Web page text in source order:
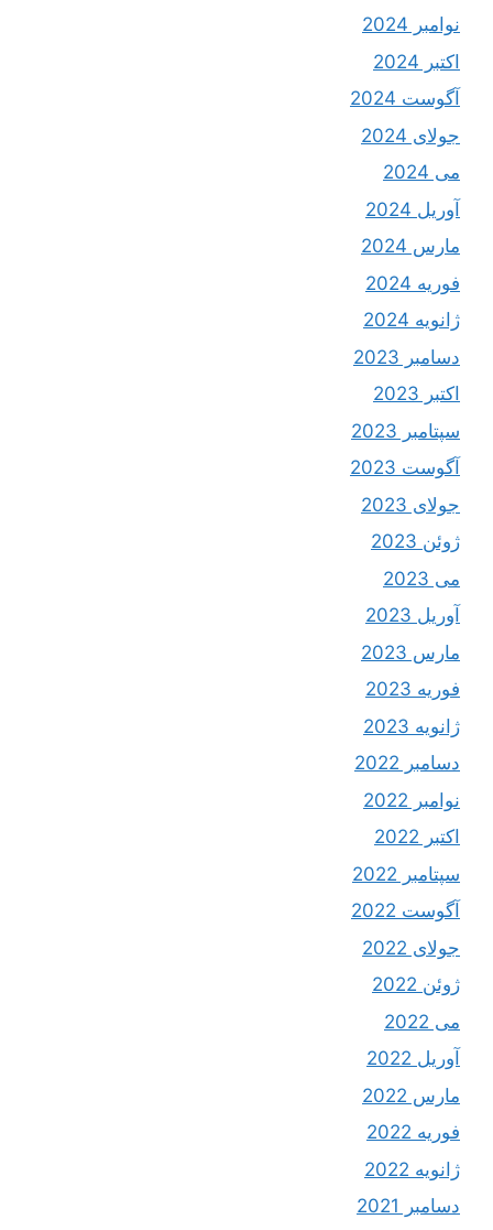
نوامبر 2024
اکتبر 2024
آگوست 2024
جولای 2024
می 2024
آوریل 2024
مارس 2024
فوریه 2024
ژانویه 2024
دسامبر 2023
اکتبر 2023
سپتامبر 2023
آگوست 2023
جولای 2023
ژوئن 2023
می 2023
آوریل 2023
مارس 2023
فوریه 2023
ژانویه 2023
دسامبر 2022
نوامبر 2022
اکتبر 2022
سپتامبر 2022
آگوست 2022
جولای 2022
ژوئن 2022
می 2022
آوریل 2022
مارس 2022
فوریه 2022
ژانویه 2022
دسامبر 2021